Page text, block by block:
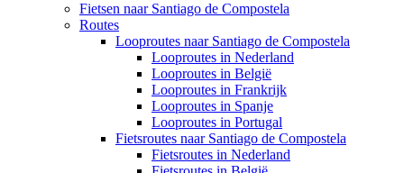
Fietsen naar Santiago de Compostela
Routes
Looproutes naar Santiago de Compostela
Looproutes in Nederland
Looproutes in België
Looproutes in Frankrijk
Looproutes in Spanje
Looproutes in Portugal
Fietsroutes naar Santiago de Compostela
Fietsroutes in Nederland